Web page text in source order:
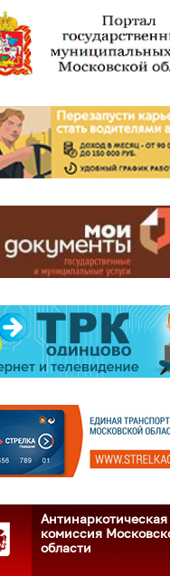
Антинаркотическая
комиссия
области